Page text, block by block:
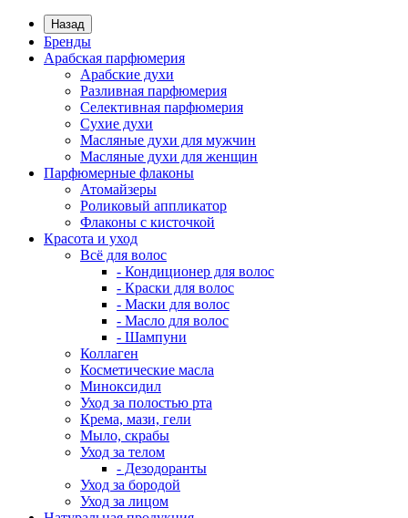
Назад
Бренды
Арабская парфюмерия
Арабские духи
Разливная парфюмерия
Селективная парфюмерия
Сухие духи
Масляные духи для мужчин
Масляные духи для женщин
Парфюмерные флаконы
Атомайзеры
Роликовый аппликатор
Флаконы с кисточкой
Красота и уход
Всё для волос
- Кондиционер для волос
- Краски для волос
- Маски для волос
- Масло для волос
- Шампуни
Коллаген
Косметические масла
Миноксидил
Уход за полостью рта
Крема, мази, гели
Мыло, скрабы
Уход за телом
- Дезодоранты
Уход за бородой
Уход за лицом